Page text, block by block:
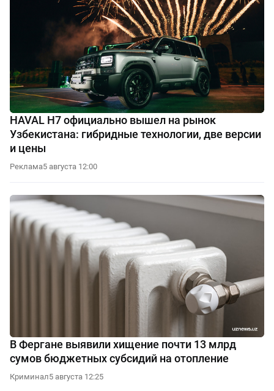
HAVAL H7 официально вышел на рынок
Узбекистана: гибридные технологии, две версии
и цены
Реклама5 августа 12:00
В Фергане выявили хищение почти 13 млрд
сумов бюджетных субсидий на отопление
Криминал5 августа 12:25